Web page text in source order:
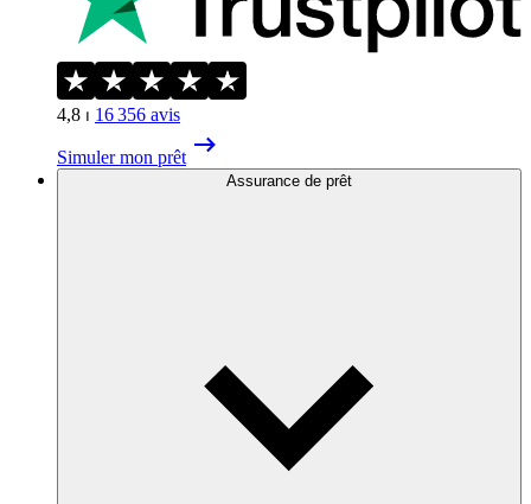
4,8 ⏐ 16 356 avis
Simuler mon prêt
Assurance de prêt